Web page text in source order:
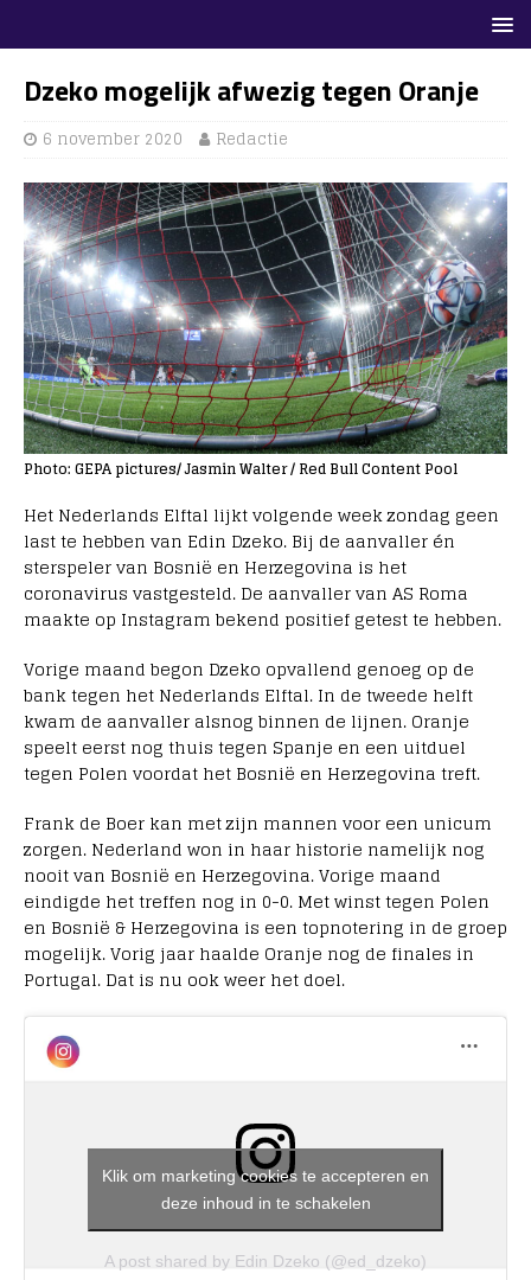
Dzeko mogelijk afwezig tegen Oranje
6 november 2020 Redactie
Photo: GEPA pictures/ Jasmin Walter / Red Bull Content Pool
Het Nederlands Elftal lijkt volgende week zondag geen
last te hebben van Edin Dzeko. Bij de aanvaller én
sterspeler van Bosnië en Herzegovina is het
coronavirus vastgesteld. De aanvaller van AS Roma
maakte op Instagram bekend positief getest te hebben.
Vorige maand begon Dzeko opvallend genoeg op de
bank tegen het Nederlands Elftal. In de tweede helft
kwam de aanvaller alsnog binnen de lijnen. Oranje
speelt eerst nog thuis tegen Spanje en een uitduel
tegen Polen voordat het Bosnië en Herzegovina treft.
Frank de Boer kan met zijn mannen voor een unicum
zorgen. Nederland won in haar historie namelijk nog
nooit van Bosnië en Herzegovina. Vorige maand
eindigde het treffen nog in 0-0. Met winst tegen Polen
en Bosnië & Herzegovina is een topnotering in de groep
mogelijk. Vorig jaar haalde Oranje nog de finales in
Portugal. Dat is nu ook weer het doel.
A post shared by Edin Dzeko (@ed_dzeko)
Klik om marketing cookies te accepteren en
deze inhoud in te schakelen